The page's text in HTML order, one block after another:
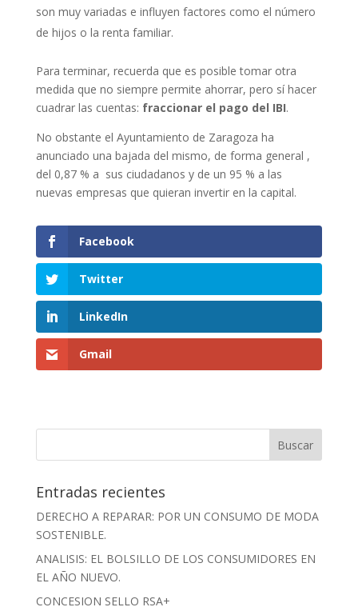
son muy variadas e influyen factores como el número
de hijos o la renta familiar.
Para terminar, recuerda que es posible tomar otra
medida que no siempre permite ahorrar, pero sí hacer
cuadrar las cuentas: fraccionar el pago del IBI.
No obstante el Ayuntamiento de Zaragoza ha
anunciado una bajada del mismo, de forma general ,
del 0,87 % a sus ciudadanos y de un 95 % a las
nuevas empresas que quieran invertir en la capital.
Facebook
Twitter
LinkedIn
Gmail
Entradas recientes
DERECHO A REPARAR: POR UN CONSUMO DE MODA
SOSTENIBLE.
ANALISIS: EL BOLSILLO DE LOS CONSUMIDORES EN
EL AÑO NUEVO.
CONCESION SELLO RSA+